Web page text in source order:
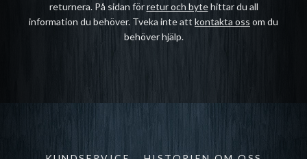
returnera. På sidan förretur och bytehittar du all
information du behöver. Tveka inte att kontakta oss om du
behöver hjälp.